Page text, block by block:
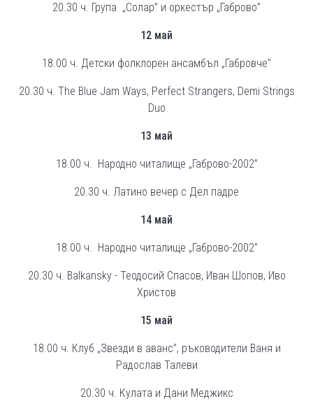
20.30 ч. Група „Солар” и оркестър „Габрово”
12 май
18.00 ч. Детски фолклорен ансамбъл „Габровче”
20.30 ч. The Blue Jam Ways, Perfect Strangers, Demi Strings
Duo
13 май
18.00 ч. Народно читалище „Габрово-2002”
20.30 ч. Латино вечер с Дел падре
14 май
18.00 ч. Народно читалище „Габрово-2002”
20.30 ч. Balkansky - Теодосий Спасов, Иван Шопов, Иво
Христов
15 май
18.00 ч. Клуб „Звезди в аванс”, ръководители Ваня и
Радослав Талеви
20.30 ч. Кулата и Дани Меджикс